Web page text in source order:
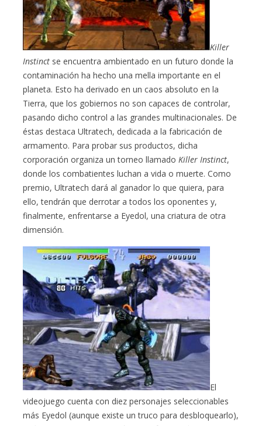
Killer
Instinct se encuentra ambientado en un futuro donde la
contaminación ha hecho una mella importante en el
planeta. Esto ha derivado en un caos absoluto en la
Tierra, que los gobiernos no son capaces de controlar,
pasando dicho control a las grandes multinacionales. De
éstas destaca Ultratech, dedicada a la fabricación de
armamento. Para probar sus productos, dicha
corporación organiza un torneo llamadoKiller Instinct,
donde los combatientes luchan a vida o muerte. Como
premio, Ultratech dará al ganador lo que quiera, para
ello, tendrán que derrotar a todos los oponentes y,
finalmente, enfrentarse a Eyedol, una criatura de otra
dimensión.
El
videojuego cuenta con diez personajes seleccionables
más Eyedol (aunque existe un truco para desbloquearlo),